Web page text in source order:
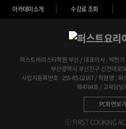
아카데미소개 수강료 조회
퍼스트바리스타학원 부산 / 대표이사 : 박천
부산광역시 부산진구 신천대로
사업자등록번호 : 255-85-02167 / 학원명 :
제4764호 / 교육담당
PC화면보기
ⓒ FIRST COOKING